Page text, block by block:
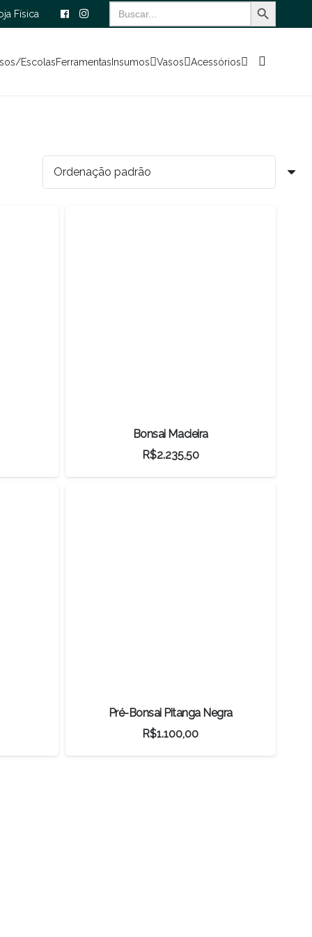
Física
Search
for:
EscolasFerramentasInsumos Vasos Acessórios
Bonsai Macieira
R$2.235,50
Pré-Bonsai Pitanga Negra
R$1.100,00